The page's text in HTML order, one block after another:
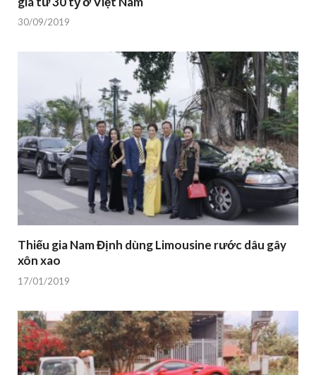
30/09/2019
Thiếu gia Nam Định dùng Limousine rước dâu gây
xôn xao
17/01/2019